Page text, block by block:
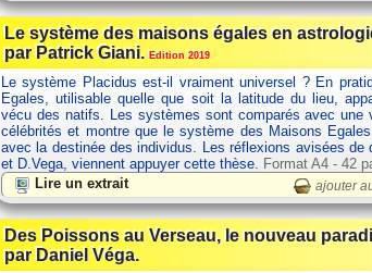
Le système des maisons égales en
par Patrick Giani.Edition 2019
Le système Placidus est-il vraiment universel ? En
Egales, utilisable quelle que soit la latitude du lieu,
vécu des natifs. Les systèmes sont comparés avec une
célébrités et montre que le système des Maisons
avec la destinée des individus. Les réflexions avisées de
et D.Vega, viennent appuyer cette thèse. Format A4 - 42
Lire un extrait
ajouter
Des Poissons au Verseau, le nouveau
par Daniel Véga.